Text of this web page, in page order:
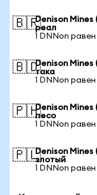
🇧🇷Denison Mines
реал
1 DNNon равен
🇧🇩Denison
така
1 DNNon равен
🇵🇭Denison
песо
1 DNNon
🇵🇱Denison
злотый
1 DNNon равен